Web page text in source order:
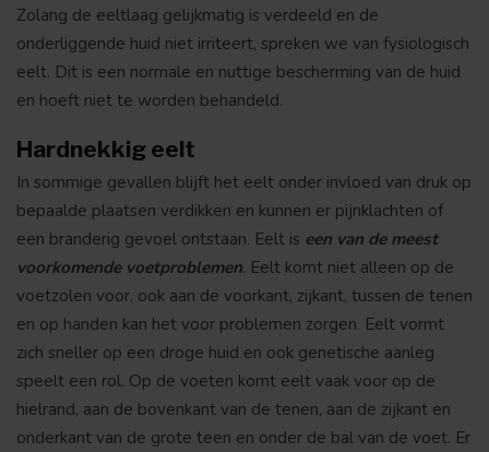
Zolang de eeltlaag gelijkmatig is verdeeld en de
onderliggende huid niet irriteert, spreken we van fysiologisch
eelt. Dit is een normale en nuttige bescherming van de huid
en hoeft niet te worden behandeld.
Hardnekkig eelt
In sommige gevallen blijft het eelt onder invloed van druk op
bepaalde plaatsen verdikken en kunnen er pijnklachten of
een branderig gevoel ontstaan. Eelt is een van de meest
voorkomende voetproblemen. Eelt komt niet alleen op de
voetzolen voor, ook aan de voorkant, zijkant, tussen de tenen
en op handen kan het voor problemen zorgen. Eelt vormt
zich sneller op een droge huid en ook genetische aanleg
speelt een rol. Op de voeten komt eelt vaak voor op de
hielrand, aan de bovenkant van de tenen, aan de zijkant en
onderkant van de grote teen en onder de bal van de voet. Er